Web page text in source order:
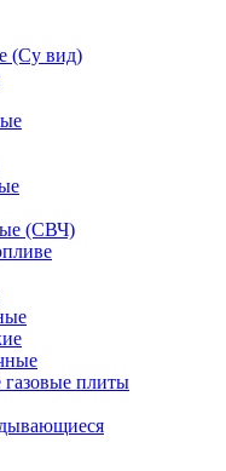
(Су вид)
(СВЧ)
плиты